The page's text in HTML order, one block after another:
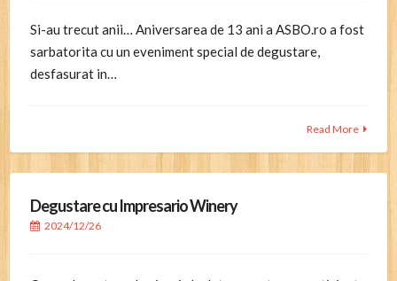
Si-au trecut anii… Aniversarea de 13 ani a ASBO.ro a fost
sarbatorita cu un eveniment special de degustare,
desfasurat in…
Read More
Degustare cu Impresario Winery
2024/12/26